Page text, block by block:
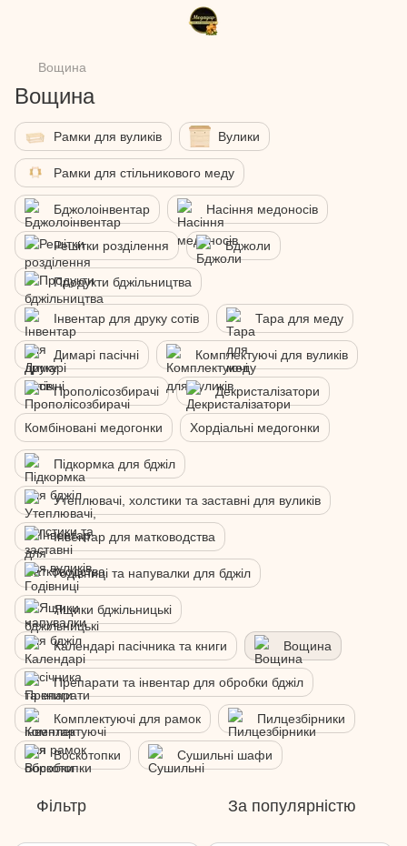
Вощина
Вощина
Рамки для вуликів Вулики
Рамки для стільникового меду
Бджолоінвентар Насіння медоносів
Решітки розділення Бджоли
Продукти бджільництва
Інвентар для друку сотів Тара для меду
Димарі пасічні Комплектуючі для вуликів
Прополісозбирачі Декристалізатори
Комбіновані медогонки Хордіальні медогонки
Підкормка для бджіл
Утеплювачі, холстики та заставні для вуликів
Інвентар для матководства
Годівниці та напувалки для бджіл
Ящики бджільницькі
Календарі пасічника та книги Вощина
Препарати та інвентар для обробки бджіл
Комплектуючі для рамок Пилцезбірники
Воскотопки Сушильні шафи
Фільтр За популярністю